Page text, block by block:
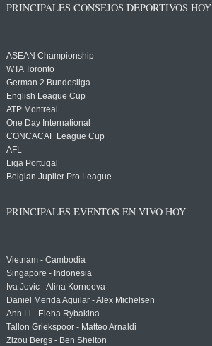
PRINCIPALES CONSEJOS DEPORTIVOS HOY
ASEAN Championship
WTA Toronto
German 2 Bundesliga
English League Cup
ATP Montreal
One Day International
CONCACAF League Cup
AFL
Liga Portugal
Belgian Jupiler Pro League
PRINCIPALES EVENTOS EN VIVO HOY
Vietnam - Cambodia
Singapore - Indonesia
Iva Jovic - Alina Korneeva
Daniel Merida Aguilar - Alex Michelsen
Ann Li - Elena Rybakina
Tallon Griekspoor - Matteo Arnaldi
Zizou Bergs - Ben Shelton